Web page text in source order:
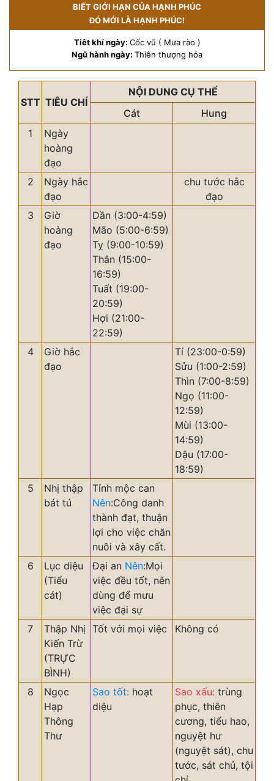
BIẾT GIỚI HẠN CỦA HẠNH PHÚC
ĐÓ MỚI LÀ HẠNH PHÚC!
Tiêt khí ngày: Cốc vũ ( Mưa rào )
Ngũ hành ngày: Thiên thượng hỏa
STT TIÊU CHÍ
NỘI DUNG CỤ THỂ
Cát
Hung
1
Ngày
hoàng
đạo
2
Ngày hắc
đạo
chu tước hắc
đạo
3
Giờ
hoàng
đạo
Dần (3:00-4:59)
Mão (5:00-6:59)
Tỵ (9:00-10:59)
Thân (15:00-
16:59)
Tuất (19:00-
20:59)
Hợi (21:00-
22:59)
4
Giờ hắc
đạo
Tí (23:00-0:59)
Sửu (1:00-2:59)
Thìn (7:00-8:59)
Ngọ (11:00-
12:59)
Mùi (13:00-
14:59)
Dậu (17:00-
18:59)
5
Nhị thập
bát tú
Tỉnh mộc can
Nên:Công danh
thành đạt, thuận
lợi cho việc chăn
nuôi và xây cất.
6
Lục diệu
(Tiểu
cát)
Đại an Nên:Mọi
việc đều tốt, nên
dùng để mưu
việc đại sự
7
Thập Nhị
Kiến Trừ
(TRỰC
BÌNH)
Tốt với mọi việc Không có
8
Ngọc
Hạp
Thông
Thư
Sao tốt: hoạt
diệu
Sao xấu: trùng
phục, thiên
cương, tiểu hao,
nguyệt hư
(nguyệt sát), chu
tước, sát chủ, tội